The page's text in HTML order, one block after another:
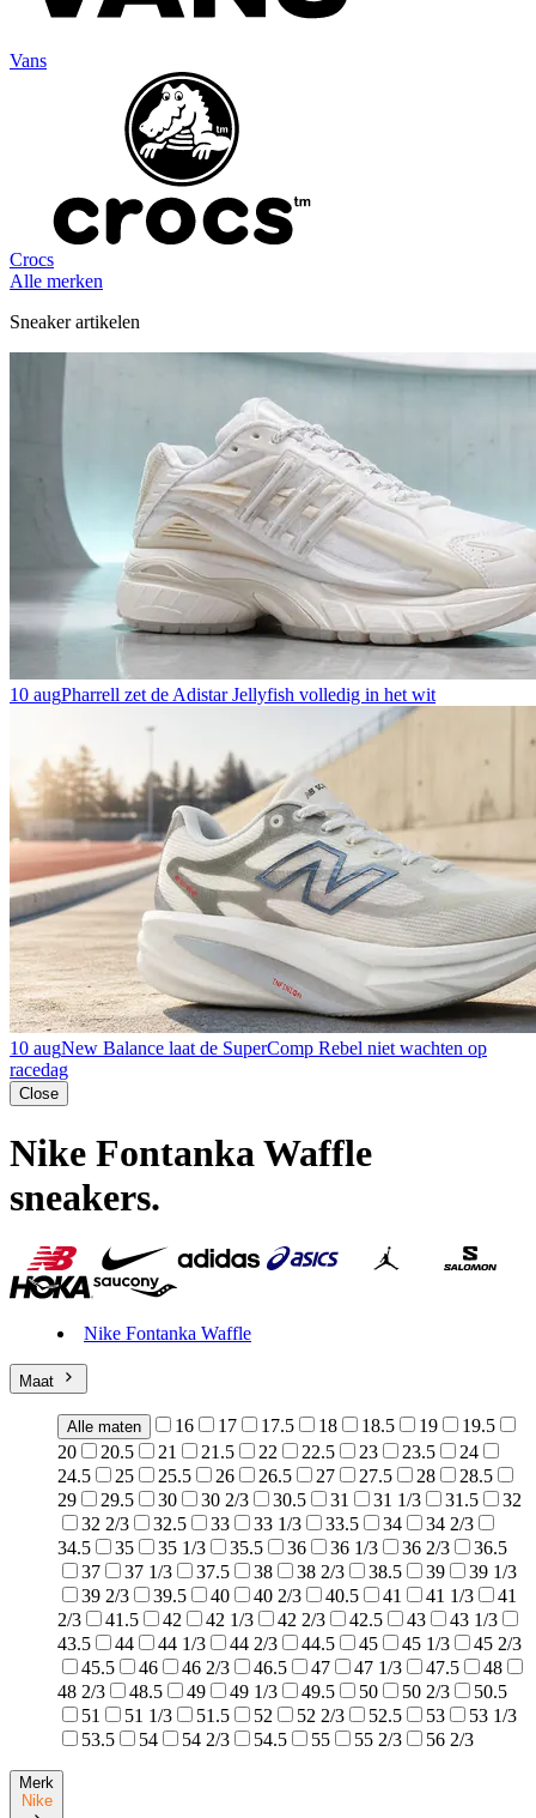
Vans
Crocs
Alle merken
Sneaker artikelen
10 augPharrell zet de Adistar Jellyfish volledig in het wit
10 augNew Balance laat de SuperComp Rebel niet wachten op
racedag
Close
Nike Fontanka Waffle
sneakers.
Nike Fontanka Waffle
Maat
Alle maten 16 17 17.5 18 18.5 19
19.5
20
20.5 21 21.5 22 22.5 23 23.5
24
24.5
25 25.5 26 26.5 27 27.5 28
28.5
29
29.5 30 30 2/3 30.5 31 31 1/3 31.5
32
32 2/3
32.5 33 33 1/3 33.5 34
34 2/3
34.5
35 35 1/3 35.5 36 36 1/3 36 2/3
36.5
37
37 1/3 37.5 38 38 2/3 38.5 39
39 1/3
39 2/3
39.5 40 40 2/3 40.5 41 41 1/3
41
2/3
41.5 42 42 1/3 42 2/3 42.5 43
43 1/3
43.5
44 44 1/3 44 2/3 44.5 45 45 1/3
45 2/3
45.5
46 46 2/3 46.5 47 47 1/3 47.5
48
48 2/3
48.5 49 49 1/3 49.5 50 50 2/3
50.5
51
51 1/3 51.5 52 52 2/3 52.5 53
53 1/3
53.5
54 54 2/3 54.5 55 55 2/3 56 2/3
Merk
Nike